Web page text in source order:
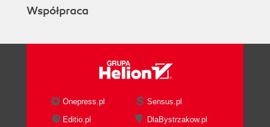
Współpraca
Onepress.pl
Sensus.pl
Editio.pl
DlaBystrzakow.pl